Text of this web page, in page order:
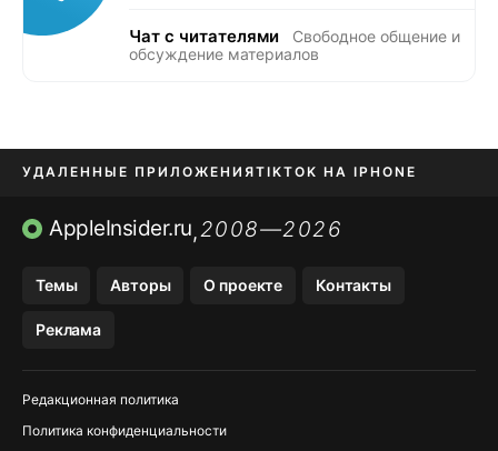
Чат с читателями
Свободное общение и
обсуждение материалов
УДАЛЕННЫЕ ПРИЛОЖЕНИЯTIKTOK НА IPHONE
ПРИЛОЖЕНИЯ БЕЗ APP STORE
AppleInsider.ru,2008—2026
Темы Авторы О проекте Контакты
Реклама
Редакционная политика
Политика конфиденциальности